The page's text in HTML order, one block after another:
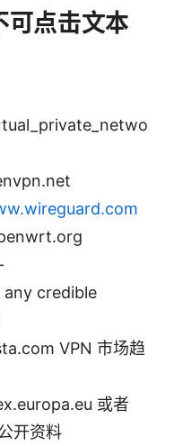
可点击文本
credible
VPN 市场趋
或者
开资料